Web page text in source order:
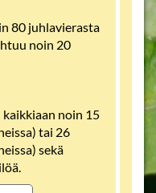
80 juhlavierasta
noin 20
noin 15
tai 26
sekä